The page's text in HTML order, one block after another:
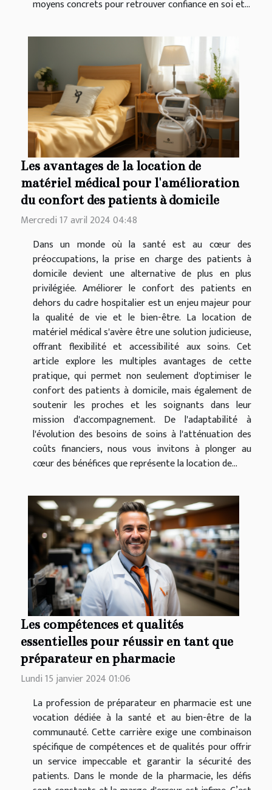
moyens concrets pour retrouver confiance en soi et...
Les avantages de la location de
matériel médical pour l'amélioration
du confort des patients à domicile
Mercredi 17 avril 2024 04:48
Dans un monde où la santé est au cœur des
préoccupations, la prise en charge des patients à
domicile devient une alternative de plus en plus
privilégiée. Améliorer le confort des patients en
dehors du cadre hospitalier est un enjeu majeur pour
la qualité de vie et le bien-être. La location de
matériel médical s'avère être une solution judicieuse,
offrant flexibilité et accessibilité aux soins. Cet
article explore les multiples avantages de cette
pratique, qui permet non seulement d'optimiser le
confort des patients à domicile, mais également de
soutenir les proches et les soignants dans leur
mission d'accompagnement. De l'adaptabilité à
l'évolution des besoins de soins à l'atténuation des
coûts financiers, nous vous invitons à plonger au
cœur des bénéfices que représente la location de...
Les compétences et qualités
essentielles pour réussir en tant que
préparateur en pharmacie
Lundi 15 janvier 2024 01:06
La profession de préparateur en pharmacie est une
vocation dédiée à la santé et au bien-être de la
communauté. Cette carrière exige une combinaison
spécifique de compétences et de qualités pour offrir
un service impeccable et garantir la sécurité des
patients. Dans le monde de la pharmacie, les défis